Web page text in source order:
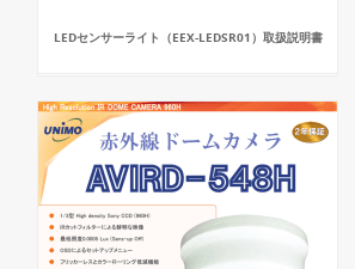
LEDセンサーライト（EEX-LEDSR01）取扱説明書